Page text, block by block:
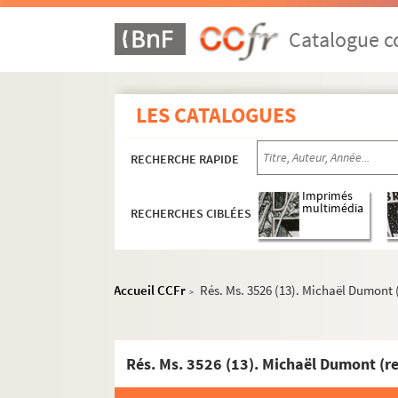
Catalogue
LES CATALOGUES
RECHERCHE RAPIDE
RECHERCHES CIBLÉES
Imprimés
multimédia
Accueil CCFr > Rés. Ms. 3526 (13). Michaël
Rés. Ms. 3526 (13). Michaël Dumont
Rés. Ms. 3494-3518. Brouillons, états
Rés. Ms. 3519-3539. Correspondance littéraire